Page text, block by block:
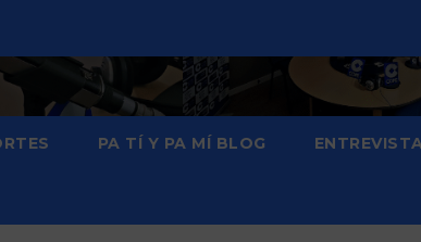
PA TÍ Y PA MÍ BLOG